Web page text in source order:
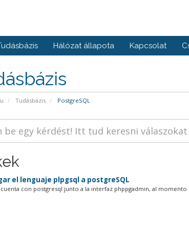
Hálózat állapota Kapcsolat
Tudásbázis PostgreSQL
el lenguaje plpgsql a postgreSQL
cuenta con postgresql junto a la interfaz phppgadmin, al momento